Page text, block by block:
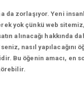
zorlaşıyor. Yeni
yok çünkü web
alınacağı hakkında
nasıl yapılacağını
Bu öğenin amacı,